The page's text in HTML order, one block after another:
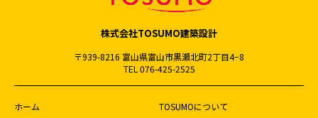
株式会社TOSUMO建築設計
〒939-8216 富山県富山市黒瀬北町2丁目4−8
TEL 076-425-2525
ホーム
TOSUMOについて